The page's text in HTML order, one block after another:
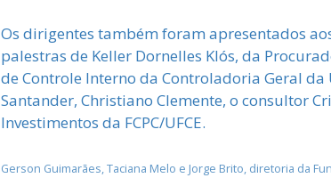
Os dirigentes também foram apresentados
palestras de Keller Dornelles Klós, da
de Controle Interno da Controladoria Geral
Santander, Christiano Clemente, o consultor
Investimentos da FCPC/UFCE.
Gerson Guimarães, Taciana Melo e Jorge Brito, diretoria da